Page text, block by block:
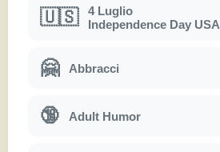
🇺🇸
4 Luglio
Independence Day USA
🤗 Abbracci
🔞 Adult Humor